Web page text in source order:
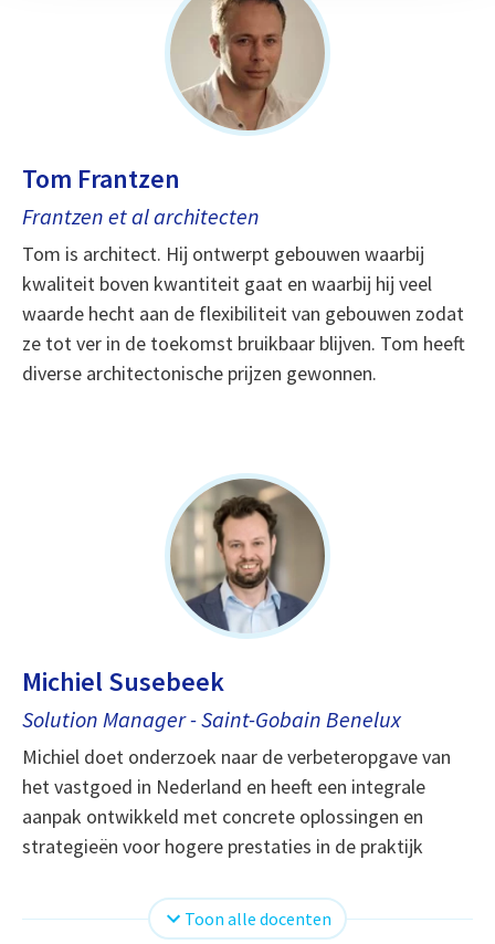
Tom Frantzen
Frantzen et al architecten
Tom is architect. Hij ontwerpt gebouwen waarbij
kwaliteit boven kwantiteit gaat en waarbij hij veel
waarde hecht aan de flexibiliteit van gebouwen zodat
ze tot ver in de toekomst bruikbaar blijven. Tom heeft
diverse architectonische prijzen gewonnen.
Michiel Susebeek
Solution Manager - Saint-Gobain Benelux
Michiel doet onderzoek naar de verbeteropgave van
het vastgoed in Nederland en heeft een integrale
aanpak ontwikkeld met concrete oplossingen en
strategieën voor hogere prestaties in de praktijk
Toon alle docenten